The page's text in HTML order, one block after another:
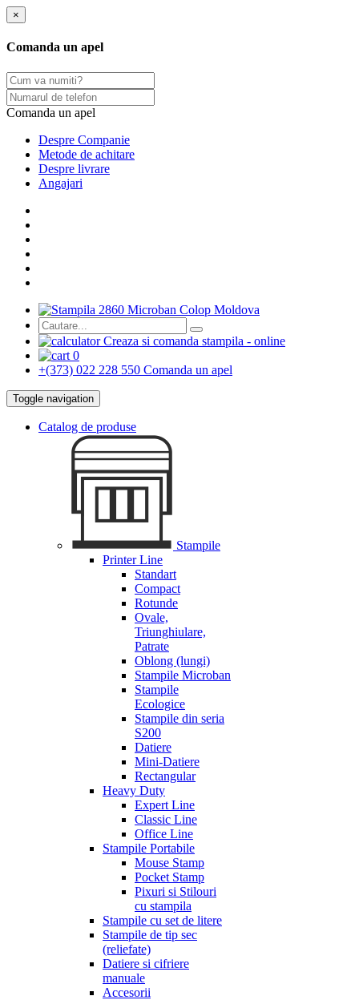
×
Comanda un apel
Comanda un apel
Despre Companie
Metode de achitare
Despre livrare
Angajari
Сreaza si comanda stampila - online
0
+(373) 022 228 550 Comanda un apel
Toggle navigation
Catalog de produse
Stampile
Printer Line
Standart
Compact
Rotunde
Ovale,
Triunghiulare,
Patrate
Oblong (lungi)
Stampile Microban
Stampile
Ecologice
Stampile din seria
S200
Datiere
Mini-Datiere
Rectangular
Heavy Duty
Expert Line
Classic Line
Office Line
Stampile Portabile
Mouse Stamp
Pocket Stamp
Pixuri si Stilouri
cu stampila
Stampile cu set de litere
Stampile de tip sec
(reliefate)
Datiere si cifriere
manuale
Accesorii